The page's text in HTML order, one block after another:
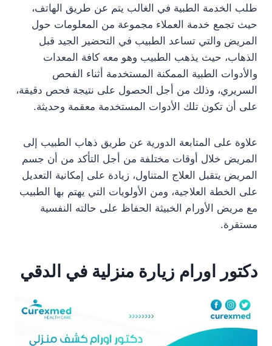
طلب الخدمة الطبية في الغالب يتم عن طريق الهاتف،
حيث تجمع خدمة العملاء مجموعة من المعلومات حول
المريض والتي تساعد الطبيب في التحضير الجيد قبل
الذهاب، حيث يذهب الطبيب وهو معه كافة المعدات
والأدوات الطبية الممكنة المستخدمة أثناء الفحص
السريري، وذلك من أجل الحصول على نتيجة فحص دقيقة،
على أن تكون تلك الأدوات المستخدمة معقمة وحديثة.
علاوة على المتابعة الدورية عن طريق ذهاب الطبيب إلى
المريض خلال أوقات مختلفة من أجل التأكد من أن جسم
المريض يتقبل العلاج المتناول، زيادة على إمكانية التعديل
على الخطة العلاجية، ومن الأولويات التي يهتم بها الطبيب
مع مريض الأورام الخبيثة الحفاظ على حالته النفسية
مستقرة.
دكتور اورام زيارة منزلية في الدقي